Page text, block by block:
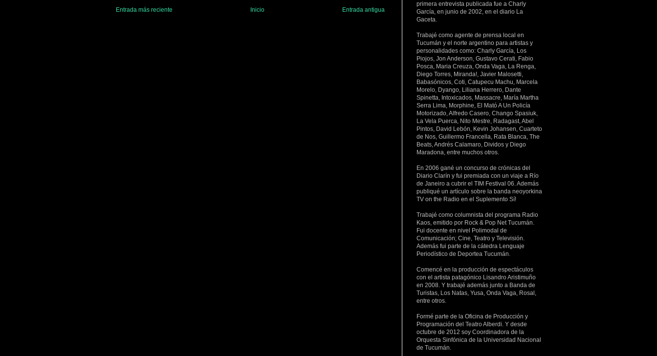
Entrada más reciente Entrada antigua
Inicio
primera entrevista publicada fue a Charly
García, en junio de 2002, en el diario La
Gaceta.
Trabajé como agente de prensa local en
Tucumán y el norte argentino para artistas y
personalidades como: Charly García, Los
Piojos, Jon Anderson, Gustavo Cerati, Fabio
Posca, Maria Creuza, Onda Vaga, La Renga,
Diego Torres, Miranda!, Javier Malosetti,
Babasónicos, Coti, Catupecu Machu, Marcela
Morelo, Dyango, Liliana Herrero, Dante
Spinetta, Intoxicados, Massacre, María Martha
Serra Lima, Morphine, El Mató A Un Policía
Motorizado, Alfredo Casero, Chango Spasiuk,
La Vela Puerca, Nito Mestre, Radagast, Abel
Pintos, David Lebón, Kevin Johansen, Cuarteto
de Nos, Guillermo Francella, Rata Blanca, The
Beats, Andrés Calamaro, Dividos y Diego
Maradona, entre muchos otros.
En 2006 gané un concurso de crónicas del
Diario Clarín y fui premiada con un viaje a Río
de Janeiro a cubrir el TIM Festival 06. Además
publiqué un artículo sobre la banda neoyorkina
TV on the Radio en el Suplemento Sí!
Trabajé como columnista del programa Radio
Kaos, emitido por Rock & Pop Net Tucumán.
Fui docente en nivel Polimodal de
Comunicación; Cine, Teatro y Televisión.
Además fui parte de la cátedra Lenguaje
Periodístico de Deportea Tucumán.
Comencé en la producción de espectáculos
con el artista patagónico Lisandro Aristimuño
en 2008. Y trabajé además junto a Banda de
Turistas, Los Natas, Yusa, Onda Vaga, Rosal,
entre otros.
Formé parte de la Oficina de Producción y
Programación del Teatro Alberdi. Y desde
octubre de 2012 soy Coordinadora de la
Orquesta Sinfónica de la Universidad Nacional
de Tucumán.